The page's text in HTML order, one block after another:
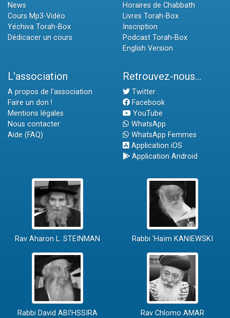
News
Cours Mp3-Vidéo
Yéchiva Torah-Box
Dédicacer un cours
Horaires de Chabbath
Livres Torah-Box
Inscription
Podcast Torah-Box
English Version
L'association
A propos de l'association
Faire un don !
Mentions légales
Nous contacter
Aide (FAQ)
Retrouvez-nous...
Twitter
Facebook
YouTube
WhatsApp
WhatsApp Femmes
Application iOS
Application Android
Rav Aharon L. STEINMAN Rabbi 'Haïm KANIEWSKI
Rabbi David ABI'HSSIRA Rav Chlomo AMAR